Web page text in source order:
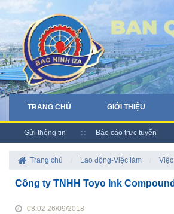
TRANG CHỦ GIỚI THIỆU
Gửi thông tin Báo cáo trực tuyến
Trang chủ Lao động-Việc làm
Công ty TNHH Toyo Ink
08:02 26/09/2018